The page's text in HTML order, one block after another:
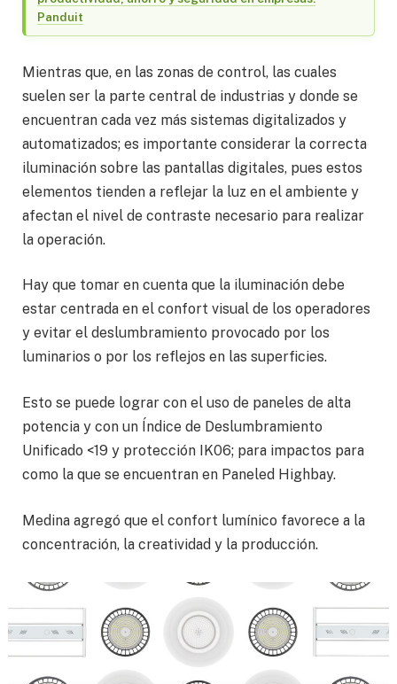
Panduit
Mientras que, en las zonas de control, las cuales
suelen ser la parte central de industrias y donde se
encuentran cada vez más sistemas digitalizados y
automatizados; es importante considerar la correcta
iluminación sobre las pantallas digitales, pues estos
elementos tienden a reflejar la luz en el ambiente y
afectan el nivel de contraste necesario para realizar
la operación.
Hay que tomar en cuenta que la iluminación debe
estar centrada en el confort visual de los operadores
y evitar el deslumbramiento provocado por los
luminarios o por los reflejos en las superficies.
Esto se puede lograr con el uso de paneles de alta
potencia y con un Índice de Deslumbramiento
Unificado <19 y protección IK06; para impactos para
como la que se encuentran en Paneled Highbay.
Medina agregó que el confort lumínico favorece a la
concentración, la creatividad y la producción.